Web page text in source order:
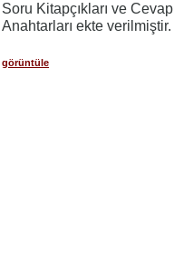
Soru Kitapçıkları ve Cevap
Anahtarları ekte verilmiştir.
görüntüle